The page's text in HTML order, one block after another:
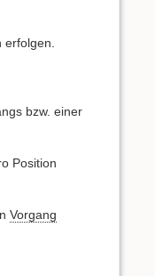
bzw. einer
Position
Vorgang